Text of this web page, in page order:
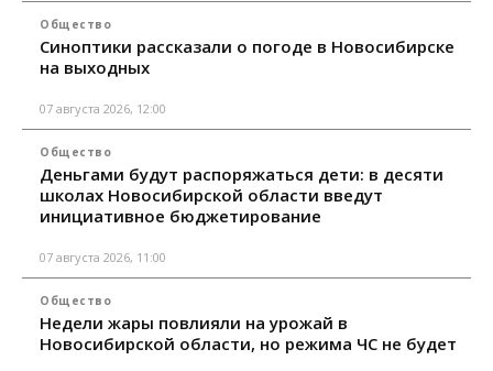
Общество
Синоптики рассказали о погоде в Новосибирске
на выходных
07 августа 2026, 12:00
Общество
Деньгами будут распоряжаться дети: в десяти
школах Новосибирской области введут
инициативное бюджетирование
07 августа 2026, 11:00
Общество
Недели жары повлияли на урожай в
Новосибирской области, но режима ЧС не будет